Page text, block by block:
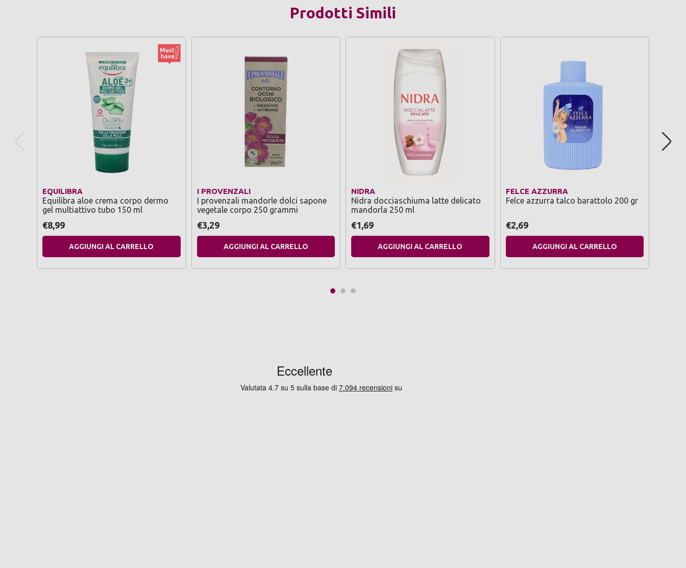
Prodotti Simili
EQUILIBRA
Equilibra aloe crema corpo dermo
gel multiattivo tubo 150 ml
€8,99
AGGIUNGI AL CARRELLO
I PROVENZALI
I provenzali mandorle dolci sapone
vegetale corpo 250 grammi
€3,29
AGGIUNGI AL CARRELLO
NIDRA
Nidra docciaschiuma latte delicato
mandorla 250 ml
€1,69
AGGIUNGI AL CARRELLO
FELCE AZZURRA
Felce azzurra talco barattolo 200 gr
€2,69
AGGIUNGI AL CARRELLO